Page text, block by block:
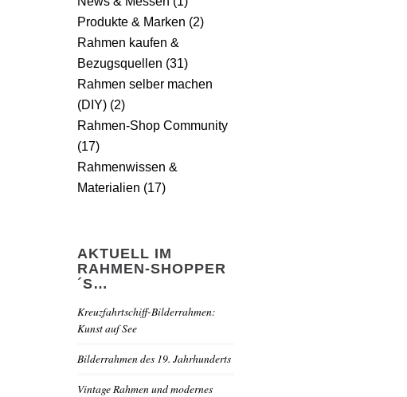
Produkte & Marken (2)
Rahmen kaufen &
Bezugsquellen (31)
Rahmen selber machen
(DIY) (2)
Rahmen-Shop Community
(17)
Rahmenwissen &
Materialien (17)
AKTUELL IM
RAHMEN-SHOPPER
´S…
Kreuzfahrtschiff-Bilderrahmen:
Kunst auf See
Bilderrahmen des 19. Jahrhunderts
Vintage Rahmen und modernes